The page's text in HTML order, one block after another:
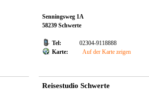
Senningsweg 1A
58239 Schwerte
Tel:
02304-9118888
Karte:
Auf der Karte zeigen
Reisestudio Schwerte